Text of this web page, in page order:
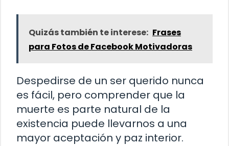
Quizás también te interese: Frases
para Fotos de Facebook Motivadoras
Despedirse de un ser querido nunca
es fácil, pero comprender que la
muerte es parte natural de la
existencia puede llevarnos a una
mayor aceptación y paz interior.